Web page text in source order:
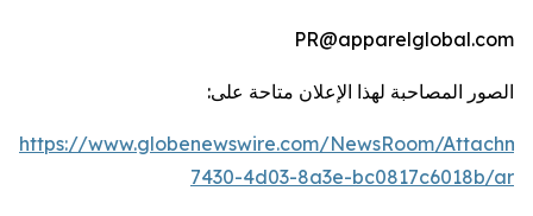
PR@apparelglobal.com
الصور المصاحبة لهذا الإعلان متاحة على:
https://www.globenewswire.com/NewsRoom/
7430-4d03-8a3e-bc0817c6018b/ar